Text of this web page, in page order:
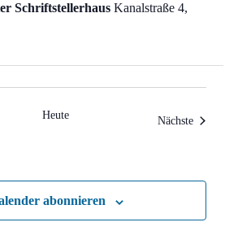
Schriftstellerhaus Kanalstraße 4,
Heute Nächste
abonnieren